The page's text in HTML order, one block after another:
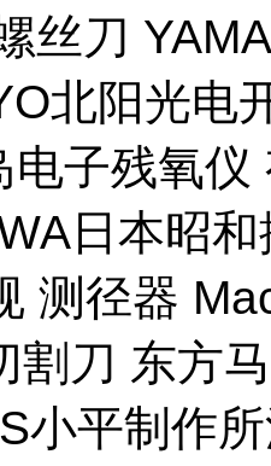
丝刀
北阳光电
子残氧
日本昭
测径器
割刀 东方
小平制作